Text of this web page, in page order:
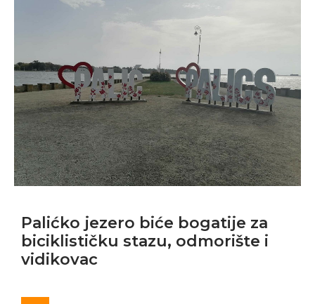
Palićko jezero biće bogatije za
biciklističku stazu, odmorište i
vidikovac